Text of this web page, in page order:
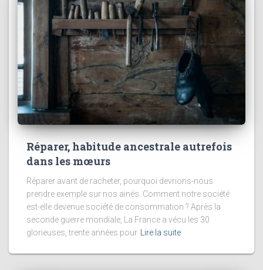
Réparer, habitude ancestrale autrefois
dans les mœurs
Réparer avant de racheter, pourquoi devrions-nous
prendre exemple sur nos ainés. Comment notre société
est-elle devenue société de consommation ? Après la
seconde guerre mondiale, La France a vécu les 30
glorieuses, trente années pour
Lire la suite